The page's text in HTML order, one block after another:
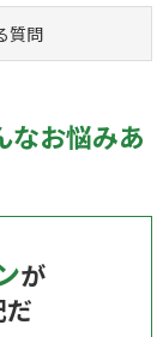
質問
なお悩みあ
が